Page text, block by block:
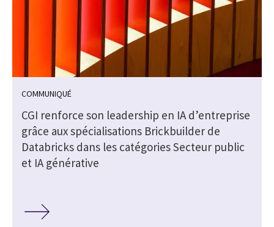
COMMUNIQUÉ
CGI renforce son leadership en IA d’entreprise
grâce aux spécialisations Brickbuilder de
Databricks dans les catégories Secteur public
et IA générative